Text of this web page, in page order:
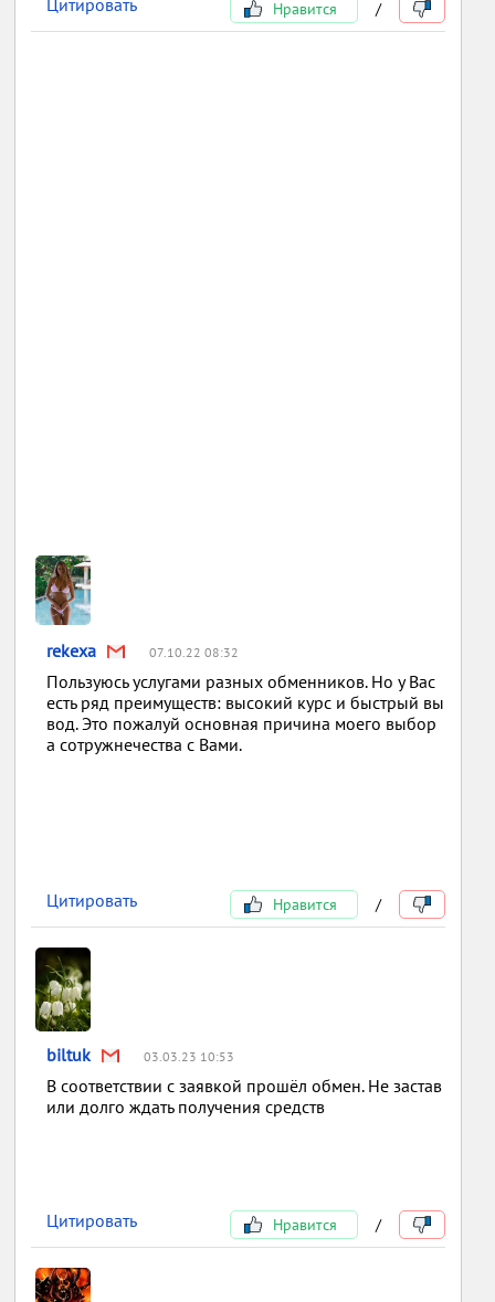
Цитировать Нравится /
rekexa 07.10.22 08:32
Пользуюсь услугами разных обменников. Но у Вас
есть ряд преимуществ: высокий курс и быстрый вы
вод. Это пожалуй основная причина моего выбор
а сотружнечества с Вами.
Цитировать Нравится /
biltuk 03.03.23 10:53
В соответствии с заявкой прошёл обмен. Не застав
или долго ждать получения средств
Цитировать Нравится /